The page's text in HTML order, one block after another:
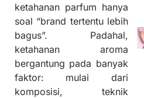
ketahanan parfum hanya
soal “brand tertentu lebih
bagus”. Padahal,
ketahanan aroma
bergantung pada banyak
faktor: mulai dari
komposisi, teknik